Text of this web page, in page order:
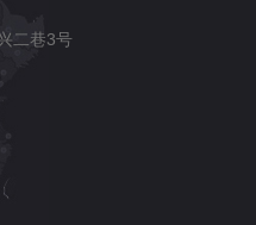
二巷3号